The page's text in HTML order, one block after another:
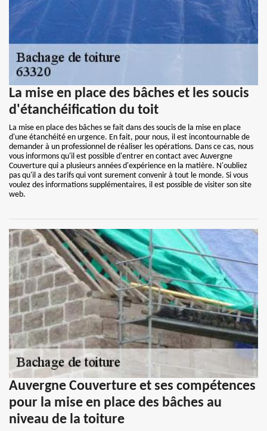
La mise en place des bâches et les soucis
d'étanchéification du toit
La mise en place des bâches se fait dans des soucis de la mise en place
d'une étanchéité en urgence. En fait, pour nous, il est incontournable de
demander à un professionnel de réaliser les opérations. Dans ce cas, nous
vous informons qu'il est possible d'entrer en contact avec Auvergne
Couverture qui a plusieurs années d'expérience en la matière. N'oubliez
pas qu'il a des tarifs qui vont surement convenir à tout le monde. Si vous
voulez des informations supplémentaires, il est possible de visiter son site
web.
Auvergne Couverture et ses compétences
pour la mise en place des bâches au
niveau de la toiture